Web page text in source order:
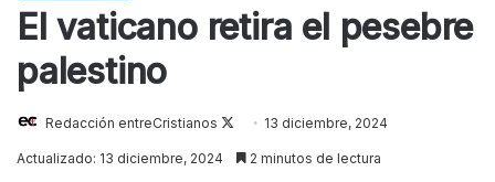
El vaticano retira el pesebre
palestino
Redacción entreCristianos
Follow
on
13 diciembre, 2024
Actualizado: 13 diciembre, 2024 2 minutos de lectura